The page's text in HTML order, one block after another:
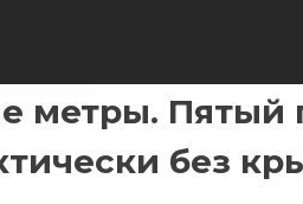
метры. Пятый
без